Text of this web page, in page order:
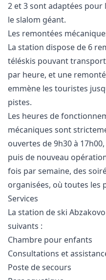
2 et 3 sont adaptées
le slalom géant.
Les remontées
La station dispose de 6
téléskis pouvant
par heure, et une
emmène les touristes
pistes.
Les heures de
mécaniques sont
ouvertes de 9h30 à
puis de nouveau
fois par semaine, des
organisées, où toutes les
Services
La station de ski
suivants :
Chambre pour enfants
Consultations et
Poste de secours